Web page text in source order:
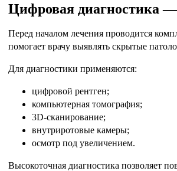
Цифровая диагностика —
Перед началом лечения проводится
помогает врачу выявлять скрытые
Для диагностики применяются:
цифровой рентген;
компьютерная томография;
3D-сканирование;
внутриротовые камеры;
осмотр под увеличением.
Высокоточная диагностика позволяет